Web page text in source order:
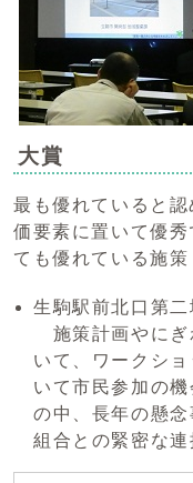
大賞
最も優れていると
価要素に置いて優
ても優れている施
生駒駅前北口第
施策計画やにぎ
いて、ワークシ
いて市民参加の
の中、長年の懸
組合との緊密な連